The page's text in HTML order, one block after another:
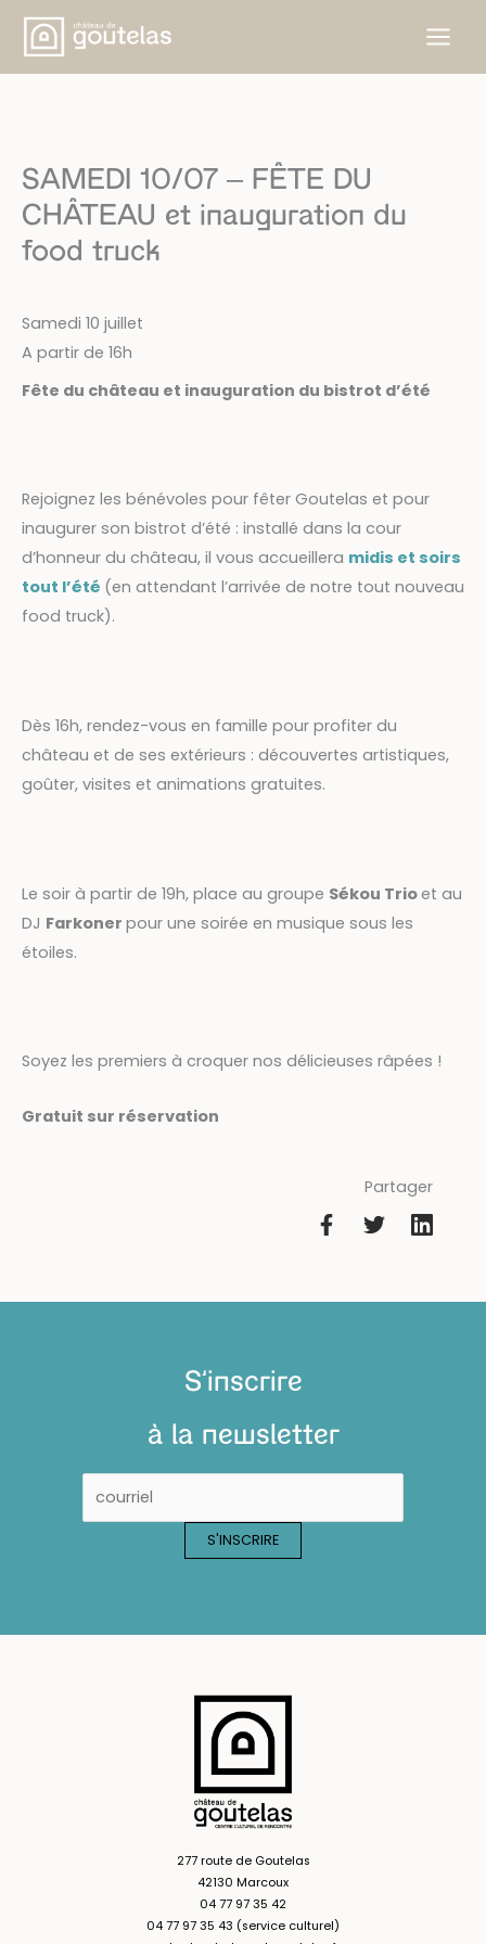
Aller
contenu
SAMEDI 10/07 – FÊTE DU
CHÂTEAU et inauguration du
food truck
Samedi 10 juillet
A partir de 16h
Fête du château et inauguration du bistrot d’été
Rejoignez les bénévoles pour fêter Goutelas et pour
inaugurer son bistrot d’été : installé dans la cour
d’honneur du château, il vous accueillera midis et soirs
tout l’été (en attendant l’arrivée de notre tout nouveau
food truck).
Dès 16h, rendez-vous en famille pour profiter du
château et de ses extérieurs : découvertes artistiques,
goûter, visites et animations gratuites.
Le soir à partir de 19h, place au groupe Sékou Trioet au
DJ Farkoner pour une soirée en musique sous les
étoiles.
Soyez les premiers à croquer nos délicieuses râpées !
Gratuit sur réservation
Partager
S'inscrire
à la newsletter
277 route de Goutelas
42130 Marcoux
04 77 97 35 42
04 77 97 35 43 (service culturel)